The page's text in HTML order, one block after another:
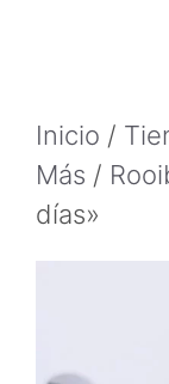
Inicio /
Más /
días»